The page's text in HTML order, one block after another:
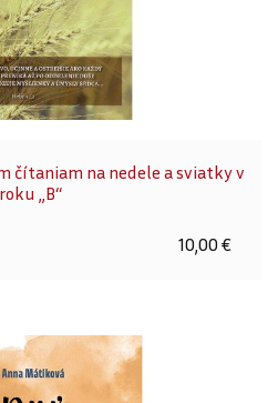
čítaniam na nedele a sviatky v
roku „B“
10,00 €